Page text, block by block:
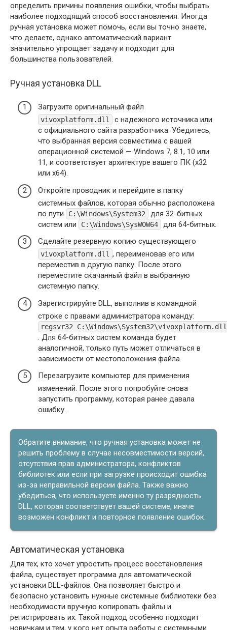
определить причины появления ошибки, чтобы выбрать
наиболее подходящий способ восстановления. Иногда
ручная установка может помочь, если вы точно знаете,
что делаете, однако автоматический вариант
значительно упрощает задачу и подходит для
большинства пользователей.
Ручная установка DLL
Загрузите оригинальный файл
vivoxplatform.dll
с надежного источника или
с официального сайта разработчика. Убедитесь,
что выбранная версия совместима с вашей
операционной системой — Windows 7, 8.1, 10 или
11, и соответствует архитектуре вашего ПК (x32
или x64).
Откройте проводник и перейдите в папку
системных файлов, которая обычно расположена
по пути
C:\Windows\System32
для 32-битных
систем или
C:\Windows\SysWOW64
для 64-битных.
Сделайте резервную копию существующего
vivoxplatform.dll , переименовав его или
переместив в другую папку. После этого
переместите скачанный файл в выбранную
системную папку.
Зарегистрируйте DLL, выполнив в командной
строке с правами администратора команду:
regsvr32 C:\Windows\System32\vivoxplatform.dll
. Для 64-битных систем команда будет
аналогичной, только путь может отличаться в
зависимости от местоположения файла.
Перезагрузите компьютер для применения
изменений. После этого попробуйте снова
запустить программу, которая ранее давала
ошибку.
Обратите внимание, что ручная установка может не
решить проблему в случае несовместимости версий,
отсутствия прав администратора, конфликтов
библиотек или если при загрузке происходит ошибка
из-за неправильной версии файла. Также важно
убедиться, что используете именно ту разрядность
DLL, которая соответствует вашей системе, иначе
возможен конфликт и повторное появление ошибок.
Автоматическая установка
Для тех, кто хочет упростить процесс восстановления
файла, существует программа для автоматической
установки DLL-файлов. Она позволяет быстро и
безопасно установить нужные системные библиотеки без
необходимости вручную копировать файлы и
регистрировать их. Такой подход особенно подходит